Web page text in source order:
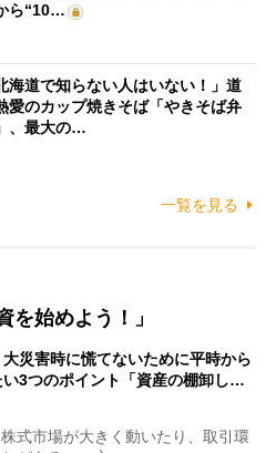
ら“10…
海道で知らない人はいない！」道
愛のカップ焼きそば「やきそば弁
、最大の…
一覧を見る
を始めよう！」
大災害時に慌てないために平時から
い3つのポイント「資産の棚卸し…
式市場が大きく動いたり、取引環